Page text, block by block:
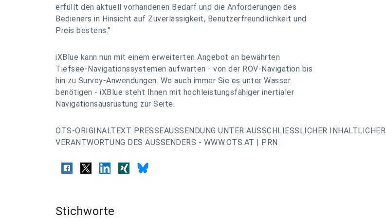
erfüllt den aktuell vorhandenen Bedarf und die Anforderungen des
Bedieners in Hinsicht auf Zuverlässigkeit, Benutzerfreundlichkeit und
Preis bestens."
iXBlue kann nun mit einem erweiterten Angebot an bewährten
Tiefsee-Navigationssystemen aufwarten - von der ROV-Navigation bis
hin zu Survey-Anwendungen. Wo auch immer Sie es unter Wasser
benötigen - iXBlue steht Ihnen mit hochleistungsfähiger inertialer
Navigationsausrüstung zur Seite.
OTS-ORIGINALTEXT PRESSEAUSSENDUNG UNTER AUSSCHLIESSLICHER INHALTLICHER
VERANTWORTUNG DES AUSSENDERS - WWW.OTS.AT | PRN
Stichworte